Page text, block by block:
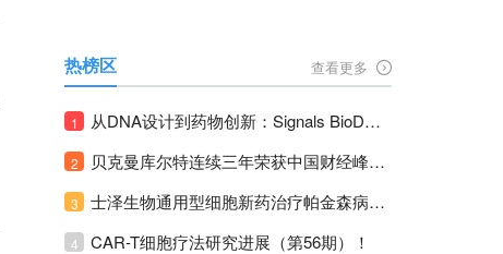
热榜区 查看更多
1 从DNA设计到药物创新：Signals BioDesign如何重塑分子生物学研发生态！
2 贝克曼库尔特连续三年荣获中国财经峰会三项大奖！
3 士泽生物通用型细胞新药治疗帕金森病注册临床II期全部入组完成！
4 CAR-T细胞疗法研究进展（第56期）！